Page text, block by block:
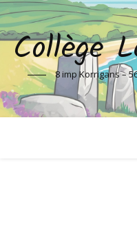
Collège
8 imp Korrigans –